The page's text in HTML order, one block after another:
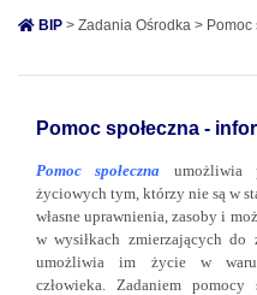
BIP > Zadania Ośrodka > Pomoc
Pomoc społeczna -
Pomoc społeczna umożliwia
życiowych tym, którzy nie są w
własne uprawnienia, zasoby i
w wysiłkach zmierzających do
umożliwia im życie w
człowieka. Zadaniem pomocy